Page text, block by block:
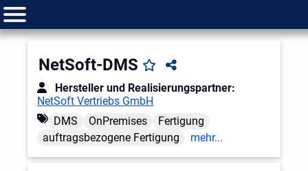
NetSoft-DMS
Hersteller und Realisierungspartner:
NetSoft Vertriebs GmbH
DMS
OnPremises
Fertigung
auftragsbezogene Fertigung
mehr...